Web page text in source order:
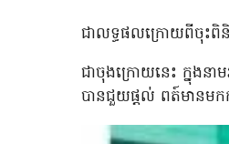
ជាលទ្ធផលក្រោយពីចុះពិ
ជាចុងក្រោយនេះ ក្នុងន
បានជួយផ្តល់ ពត៍មានមកក